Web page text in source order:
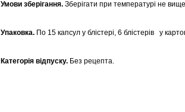
Умови зберігання. Зберігати при температурі не
Упаковка. По 15 капсул у блістері, 6 блістерів у
Категорія відпуску. Без рецепта.